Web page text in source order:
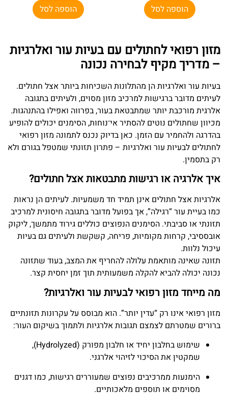
הוספה לסל הוספה לסל
מזון רפואי לחתולים עם בעיות עור ואלרגיות
– מדריך מקיף לבחירה נכונה
בעיות עור ואלרגיות הן מהתלונות השכיחות ביותר אצל חתולים.
לעיתים מדובר ברגישות למרכיב מזון מסוים, ולעיתים בתגובה
אלרגית מורכבת יותר שמתבטאת בעור, בפרווה ואפילו בהתנהגות.
מכיוון שחתולים נוטים להסתיר אי־נוחות, הסימנים יכולים להופיע
בהדרגה ולהחמיר עם הזמן. כאן בדיוק נכנס לתמונה מזון רפואי
לחתולים לבעיות עור ואלרגיות – פתרון תזונתי שמטפל בגורם ולא
רק בתסמין.
איך אלרגיה או רגישות מתבטאות אצל חתולים?
אלרגיות אצל חתולים אינן תמיד חד משמעיות. לעיתים הן נראות
כמו בעיית עור “רגילה”, אך בפועל מדובר בתגובה חיסונית למרכיב
תזונתי או סביבתי. הסימנים הנפוצים כוללים גירוד מתמשך, ליקוק
אובססיבי, קרחות מקומיות, פריחה, קשקשת ולעיתים גם בעיות
עיכול נלוות.
תזונה שאינה מותאמת עלולה להחריף את המצב, בעוד שתזונה
נכונה יכולה להביא להקלה משמעותית תוך זמן יחסית קצר.
מה מייחד מזון רפואי לבעיות עור ואלרגיות?
מזון רפואי אינו רק “עדין יותר”. הוא מבוסס על עקרונות תזונתיים
ברורים שמטרתם לצמצם תגובות אלרגיות ולתמוך בשיקום העור:
שימוש בחלבון יחיד או חלבון מפורק (Hydrolyzed),
שמקטין את הסיכוי לזיהוי אלרגני.
הימנעות ממרכיבים נפוצים שמעוררים רגישות, כמו דגנים
מסוימים או תוספים מלאכותיים.